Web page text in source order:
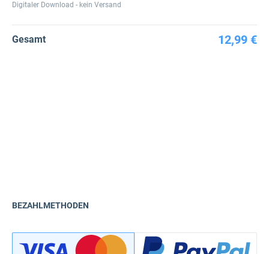
Digitaler Download - kein Versand
Gesamt 12,99 €
BEZAHLMETHODEN